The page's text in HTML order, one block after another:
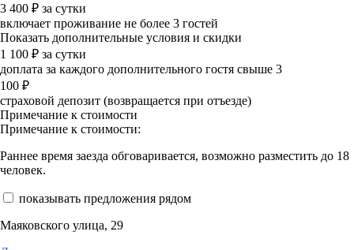
3 400 ₽ за сутки
включает проживание не более 3 гостей
Показать дополнительные условия и скидки
1 100 ₽ за сутки
доплата за каждого дополнительного гостя свыше 3
100 ₽
страховой депозит (возвращается при отъезде)
Примечание к стоимости
Примечание к стоимости:
Раннее время заезда обговаривается, возможно разместить до 18
человек.
показывать предложения рядом
Маяковского улица, 29